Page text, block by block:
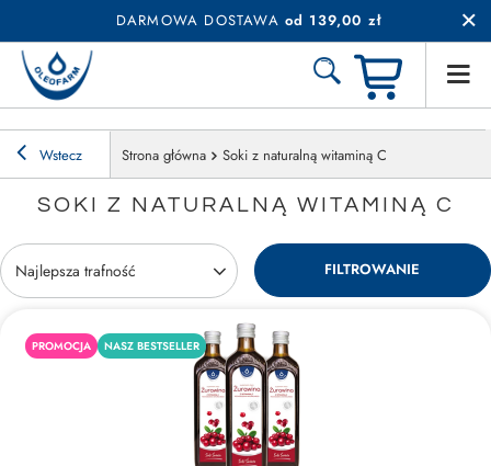
DARMOWA DOSTAWA od 139,00 zł
Wstecz Strona główna Soki z naturalną witaminą C
SOKI Z NATURALNĄ WITAMINĄ C
Zmień sortowanie
Najlepsza trafność FILTROWANIE
PROMOCJA NASZ BESTSELLER